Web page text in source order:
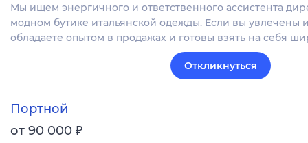
Мы ищем энергичного и ответственного ассистента
модном бутике итальянской одежды. Если вы увлечены
обладаете опытом в продажах и готовы взять на себя
Откликнуться
Портной
от 90 000 ₽